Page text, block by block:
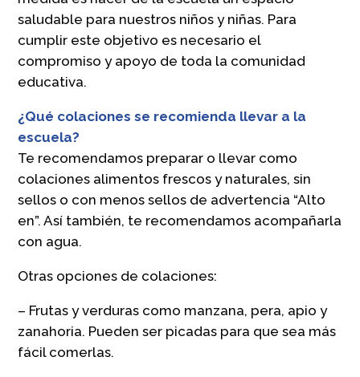
saludable para nuestros niños y niñas. Para
cumplir este objetivo es necesario el
compromiso y apoyo de toda la comunidad
educativa.
¿Qué colaciones se recomienda llevar a la
escuela?
Te recomendamos preparar o llevar como
colaciones alimentos frescos y naturales, sin
sellos o con menos sellos de advertencia “Alto
en”. Así también, te recomendamos acompañarla
con agua.
Otras opciones de colaciones:
– Frutas y verduras como manzana, pera, apio y
zanahoria. Pueden ser picadas para que sea más
fácil comerlas.